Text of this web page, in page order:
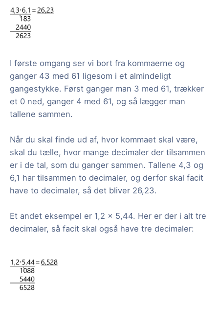
I første omgang ser vi bort fra kommaerne og
ganger 43 med 61 ligesom i et almindeligt
gangestykke. Først ganger man 3 med 61, trækker
et 0 ned, ganger 4 med 61, og så lægger man
tallene sammen.
Når du skal finde ud af, hvor kommaet skal være,
skal du tælle, hvor mange decimaler der tilsammen
er i de tal, som du ganger sammen. Tallene 4,3 og
6,1 har tilsammen to decimaler, og derfor skal facit
have to decimaler, så det bliver 26,23.
Et andet eksempel er 1,2 x 5,44. Her er der i alt tre
decimaler, så facit skal også have tre decimaler: